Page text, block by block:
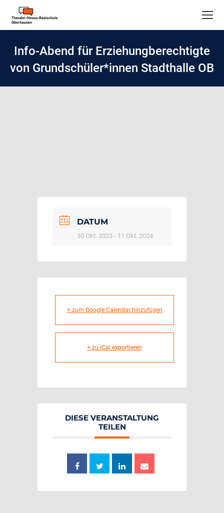
Info-Abend für Erziehungberechtigte
von Grundschüler*innen Stadthalle OB
DATUM
30 Okt. 2023 - 11 Okt. 2024
+ zum Google Calendar hinzufügen
+ zu iCal exportieren
DIESE VERANSTALTUNG
TEILEN